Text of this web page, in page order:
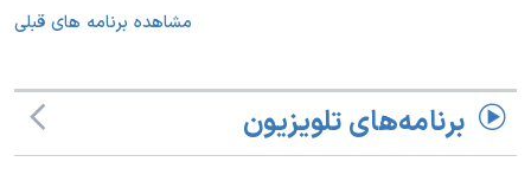
مشاهده برنامه های قبلی
برنامه‌های تلویزیون